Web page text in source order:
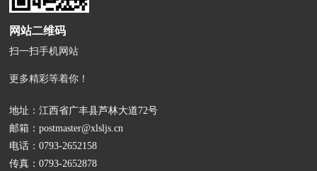
网站二维码
扫一扫手机网站
更多精彩等着你！
地址：江西省广丰县芦林大道72号
邮箱：postmaster@xlsljs.cn
电话：0793-2652158
传真：0793-2652878